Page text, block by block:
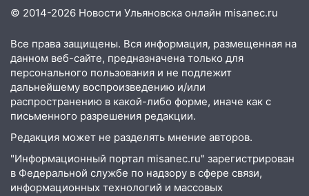
16:34 Из-за мощной непогоды в
время»
16:17 Мелекесский район первым в
Ульяновской области намолотил более
100 тысяч тонн зерна
15:17 В колледжи и техникумы
Ульяновской области подали более 10
тысяч заявлений
15:04 Фоторепортаж с улиц Ульяновска
© 2014-2026 Новости Ульяновска онлайн misanec.ru
Все права защищены. Вся информация, размещенная на
данном веб-сайте, предназначена только для
персонального пользования и не подлежит
дальнейшему воспроизведению и/или
распространению в какой-либо форме, иначе как с
письменного разрешения редакции.
Редакция может не разделять мнение авторов.
"Информационный портал misanec.ru" зарегистрирован
в Федеральной службе по надзору в сфере связи,
информационных технологий и массовых